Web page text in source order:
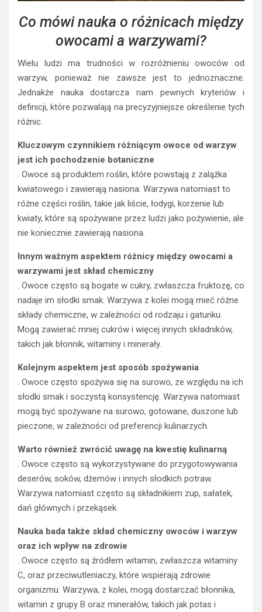
Co mówi nauka o różnicach między
owocami a warzywami?
Wielu ludzi ma trudności w rozróżnieniu owoców od
warzyw, ponieważ nie zawsze jest to jednoznaczne.
Jednakże nauka dostarcza nam pewnych kryteriów i
definicji, które pozwalają na precyzyjniejsze określenie tych
różnic.
Kluczowym czynnikiem różniącym owoce od warzyw
jest ich pochodzenie botaniczne
. Owoce są produktem roślin, które powstają z zalążka
kwiatowego i zawierają nasiona. Warzywa natomiast to
różne części roślin, takie jak liście, łodygi, korzenie lub
kwiaty, które są spożywane przez ludzi jako pożywienie, ale
nie koniecznie zawierają nasiona.
Innym ważnym aspektem różnicy między owocami a
warzywami jest skład chemiczny
. Owoce często są bogate w cukry, zwłaszcza fruktozę, co
nadaje im słodki smak. Warzywa z kolei mogą mieć różne
składy chemiczne, w zależności od rodzaju i gatunku.
Mogą zawierać mniej cukrów i więcej innych składników,
takich jak błonnik, witaminy i minerały.
Kolejnym aspektem jest sposób spożywania
. Owoce często spożywa się na surowo, ze względu na ich
słodki smak i soczystą konsystencję. Warzywa natomiast
mogą być spożywane na surowo, gotowane, duszone lub
pieczone, w zależności od preferencji kulinarzych.
Warto również zwrócić uwagę na kwestię kulinarną
. Owoce często są wykorzystywane do przygotowywania
deserów, soków, dżemów i innych słodkich potraw.
Warzywa natomiast często są składnikiem zup, sałatek,
dań głównych i przekąsek.
Nauka bada także skład chemiczny owoców i warzyw
oraz ich wpływ na zdrowie
. Owoce często są źródłem witamin, zwłaszcza witaminy
C, oraz przeciwutleniaczy, które wspierają zdrowie
organizmu. Warzywa, z kolei, mogą dostarczać błonnika,
witamin z grupy B oraz minerałów, takich jak potas i